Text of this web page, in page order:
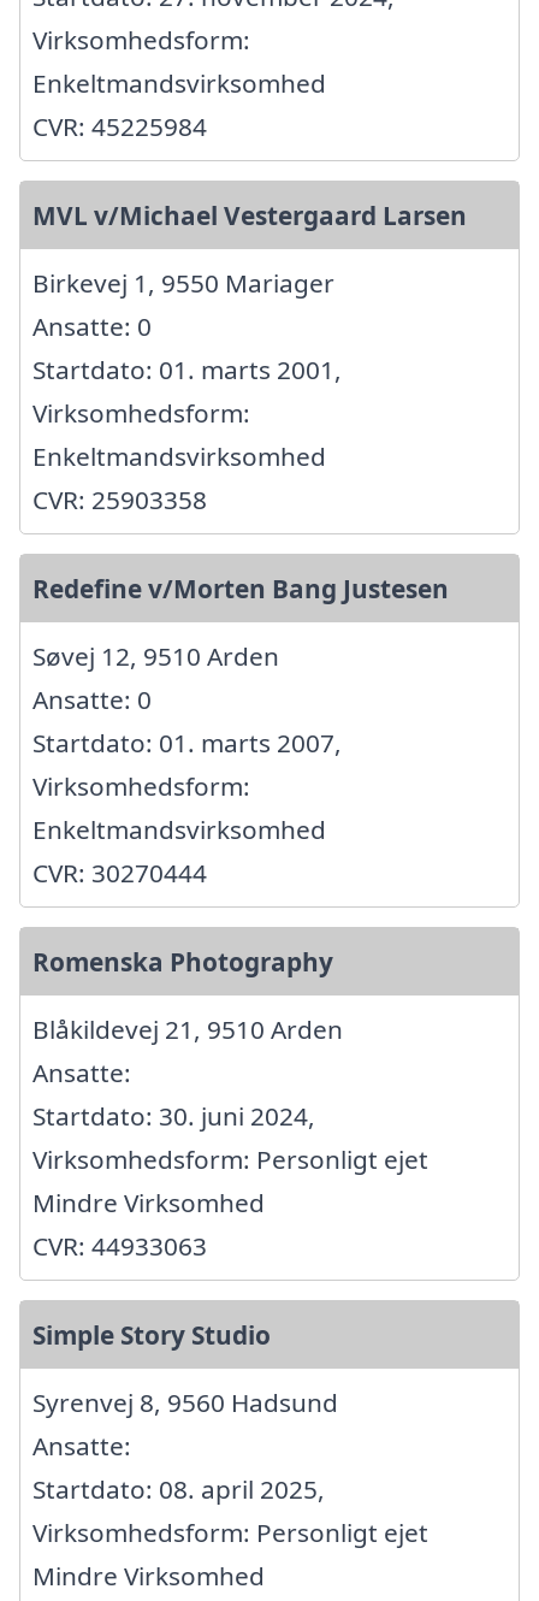
Virksomhedsform:
Enkeltmandsvirksomhed
CVR: 45225984
MVL v/Michael Vestergaard Larsen
Birkevej 1, 9550 Mariager
Ansatte: 0
Startdato: 01. marts 2001,
Virksomhedsform:
Enkeltmandsvirksomhed
CVR: 25903358
Redefine v/Morten Bang Justesen
Søvej 12, 9510 Arden
Ansatte: 0
Startdato: 01. marts 2007,
Virksomhedsform:
Enkeltmandsvirksomhed
CVR: 30270444
Romenska Photography
Blåkildevej 21, 9510 Arden
Ansatte:
Startdato: 30. juni 2024,
Virksomhedsform: Personligt ejet
Mindre Virksomhed
CVR: 44933063
Simple Story Studio
Syrenvej 8, 9560 Hadsund
Ansatte:
Startdato: 08. april 2025,
Virksomhedsform: Personligt ejet
Mindre Virksomhed